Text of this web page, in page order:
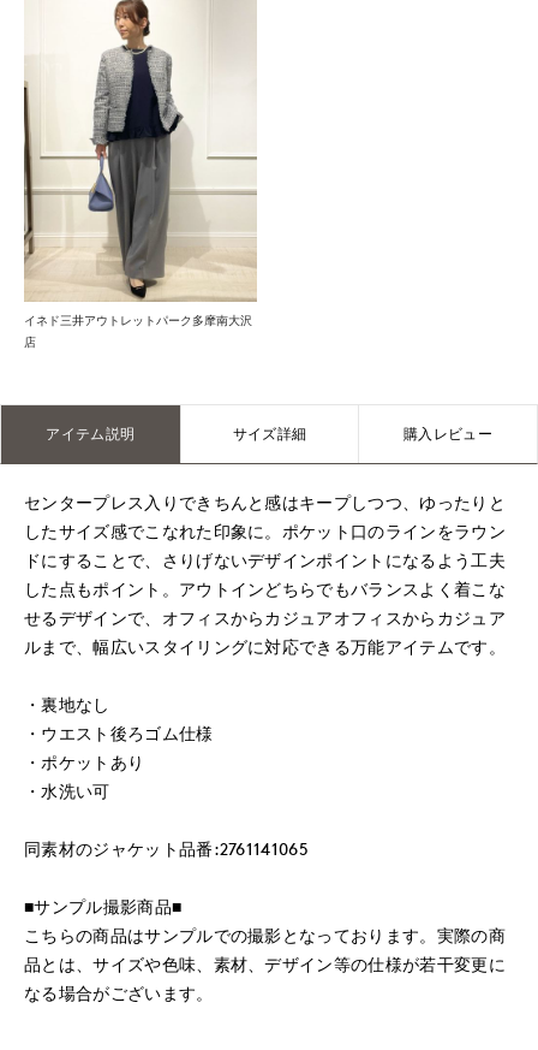
イネド三井アウトレットパーク多摩南大沢
店
アイテム説明 サイズ詳細 購入レビュー
センタープレス入りできちんと感はキープしつつ、ゆったりと
したサイズ感でこなれた印象に。ポケット口のラインをラウン
ドにすることで、さりげないデザインポイントになるよう工夫
した点もポイント。アウトインどちらでもバランスよく着こな
せるデザインで、オフィスからカジュアオフィスからカジュア
ルまで、幅広いスタイリングに対応できる万能アイテムです。
・裏地なし
・ウエスト後ろゴム仕様
・ポケットあり
・水洗い可
同素材のジャケット品番:2761141065
■サンプル撮影商品■
こちらの商品はサンプルでの撮影となっております。実際の商
品とは、サイズや色味、素材、デザイン等の仕様が若干変更に
なる場合がございます。